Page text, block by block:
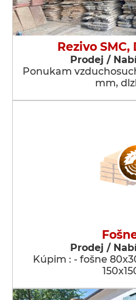
Rezivo SMC,
Prodej /
Ponukam
mm,
Prodej /
Kúpim : - fošne